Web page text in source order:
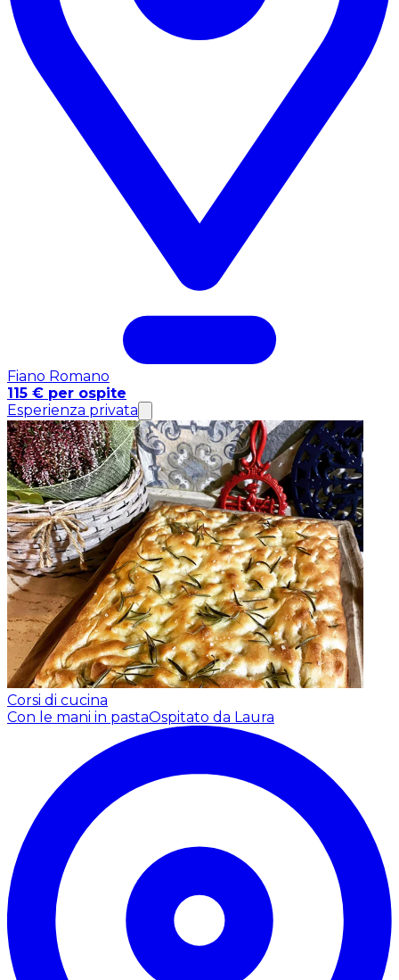
Fiano Romano
115 € per ospite
Esperienza privata
Corsi di cucina
Con le mani in pastaOspitato da Laura